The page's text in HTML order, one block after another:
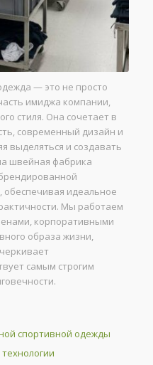
— это не просто
имиджа компании,
стиля. Она сочетает в
современный дизайн и
выделяться и создавать
швейная фабрика
обеспечивая идеальное
Мы работаем
корпоративными
образа жизни,
самым строгим
спортивной одежды